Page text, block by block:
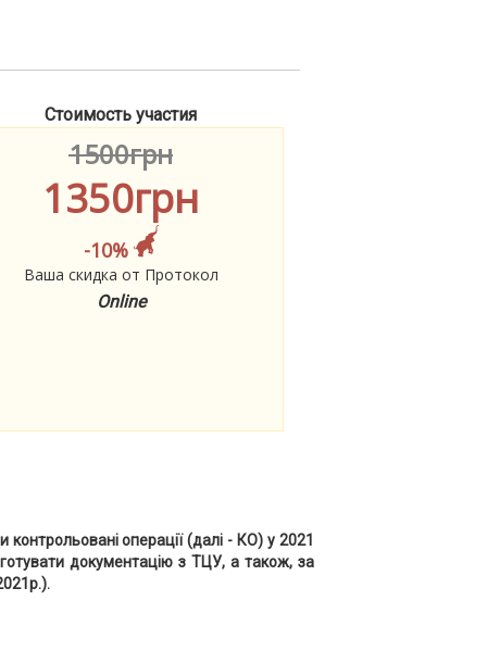
Стоимость участия
1500грн
1350грн
-10%
Ваша скидка от Протокол
Online
контрольовані операції (далі - КО) у 2021
документацію з ТЦУ, а також, за